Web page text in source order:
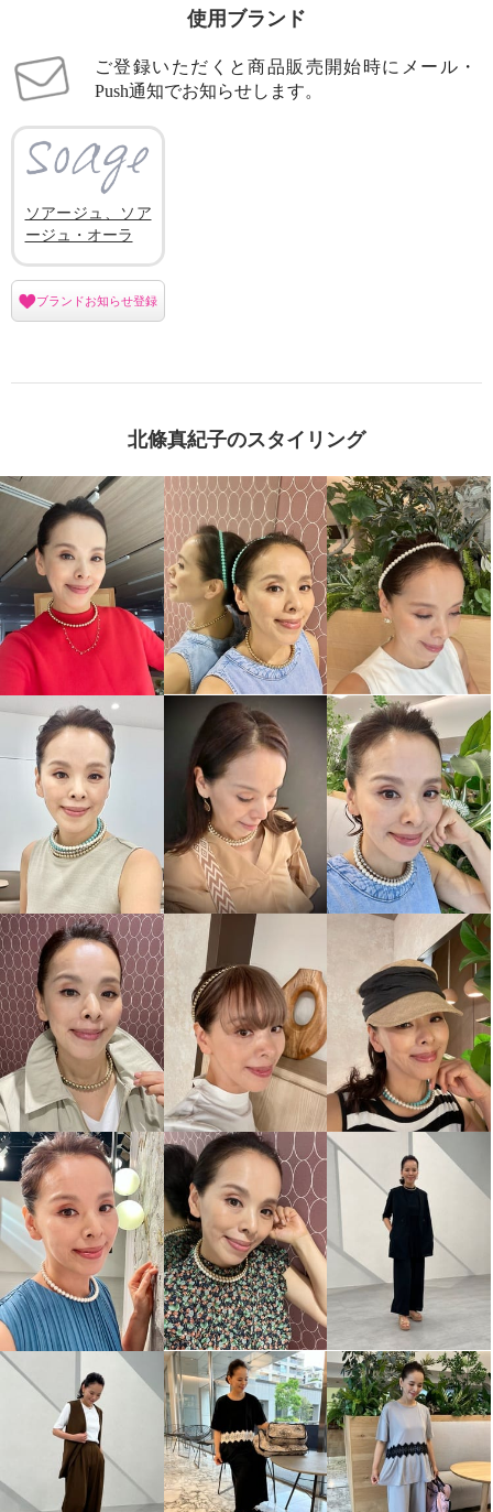
使用ブランド
ご登録いただくと商品販売開始時にメール・
Push通知でお知らせします。
ソアージュ、ソア
ージュ・オーラ
ブランドお知らせ登録
北條真紀子のスタイリング